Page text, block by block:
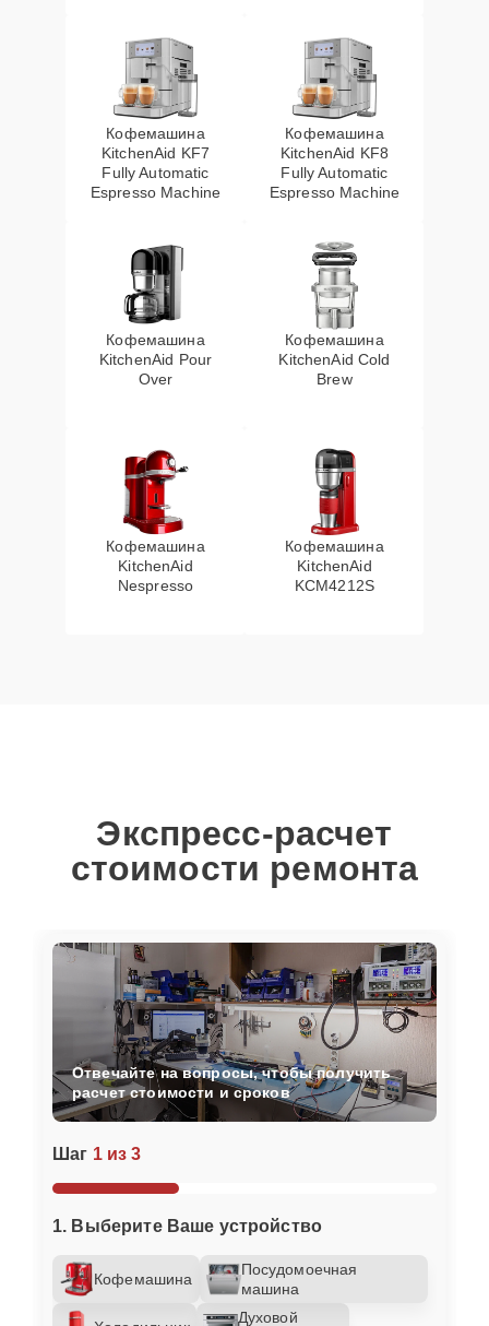
Кофемашина
KitchenAid KF7
Fully Automatic
Espresso Machine
Кофемашина
KitchenAid KF8
Fully Automatic
Espresso Machine
Кофемашина
KitchenAid Pour
Over
Кофемашина
KitchenAid Cold
Brew
Кофемашина
KitchenAid
Nespresso
Кофемашина
KitchenAid
KCM4212S
Экспресс-расчет
стоимости ремонта
Шаг 1 из 3
1. Выберите Ваше устройство
Кофемашина
Посудомоечная
машина
Духовой
Отвечайте на вопросы, чтобы получить
расчет стоимости и сроков